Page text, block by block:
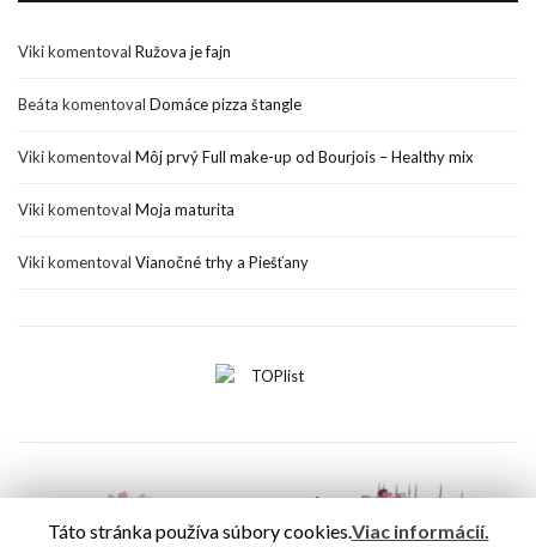
Vikikomentoval Ružova je fajn
Beáta komentoval Domáce pizza štangle
Vikikomentoval Môj prvý Full make-up od Bourjois – Healthy mix
Vikikomentoval Moja maturita
Vikikomentoval Vianočné trhy a Piešťany
Táto stránka používa súbory cookies.Viac informácií.